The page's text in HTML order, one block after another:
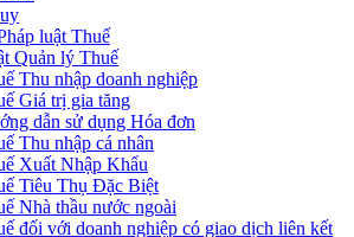
luật Thuế
Quản lý Thuế
Thu nhập doanh nghiệp
Giá trị gia tăng
dẫn sử dụng Hóa đơn
Thu nhập cá nhân
Xuất Nhập Khẩu
Tiêu Thụ Đặc Biệt
Nhà thầu nước ngoài
đối với doanh nghiệp có giao dịch liên kết